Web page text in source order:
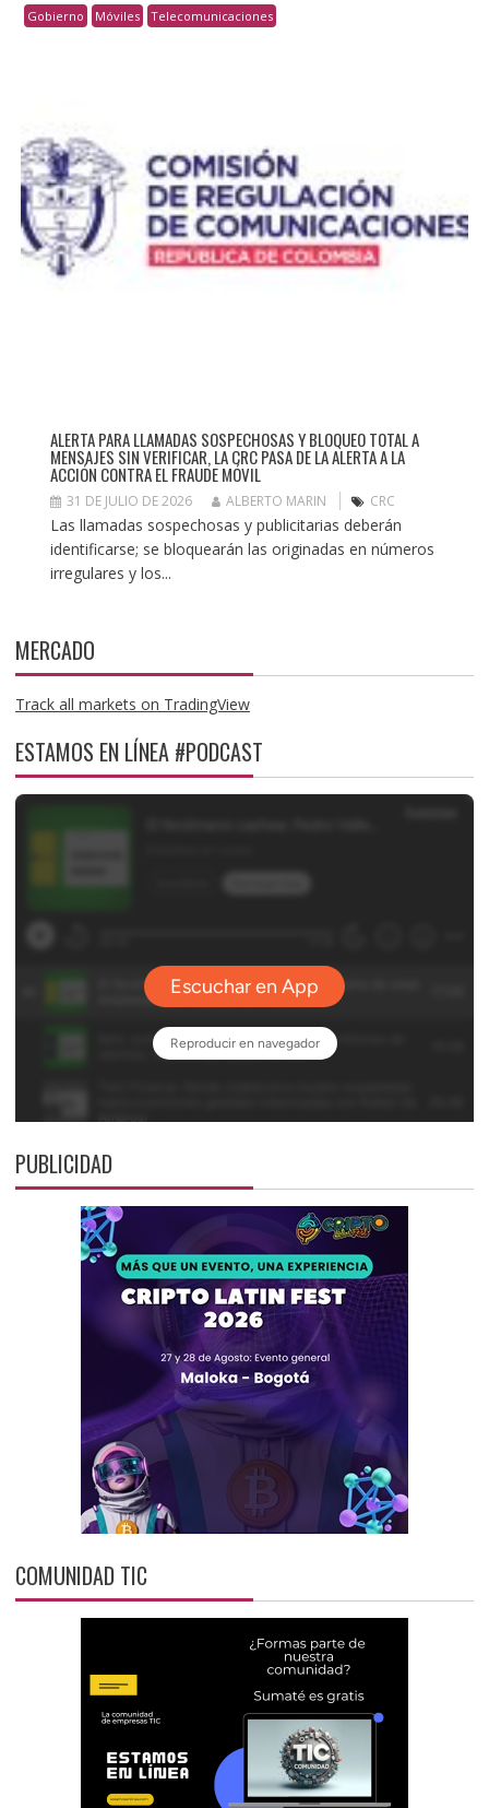
Gobierno Móviles Telecomunicaciones
ALERTA PARA LLAMADAS SOSPECHOSAS Y BLOQUEO TOTAL A
MENSAJES SIN VERIFICAR, LA CRC PASA DE LA ALERTA A LA
ACCIÓN CONTRA EL FRAUDE MÓVIL
31 DE JULIO DE 2026 ALBERTO MARIN CRC
Las llamadas sospechosas y publicitarias deberán
identificarse; se bloquearán las originadas en números
irregulares y los...
MERCADO
Track all markets on TradingView
ESTAMOS EN LÍNEA #PODCAST
PUBLICIDAD
COMUNIDAD TIC